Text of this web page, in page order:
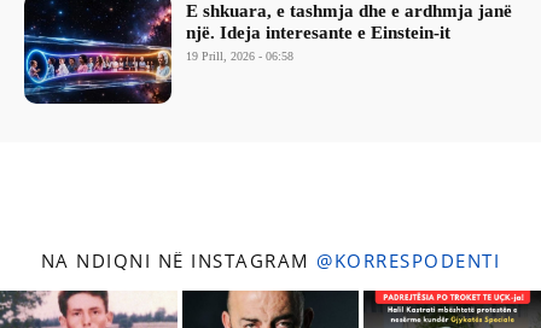
E shkuara, e tashmja dhe e ardhmja janë
një. Ideja interesante e Einstein-it
19 Prill, 2026 - 06:58
NA NDIQNI NË INSTAGRAM @KORRESPODENTI